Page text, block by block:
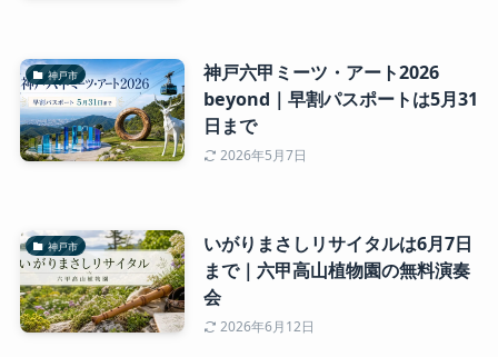
神戸市
神戸六甲ミーツ・アート2026
beyond｜早割パスポートは5月31
日まで
2026年5月7日
神戸市
いがりまさしリサイタルは6月7日
まで｜六甲高山植物園の無料演奏
会
2026年6月12日